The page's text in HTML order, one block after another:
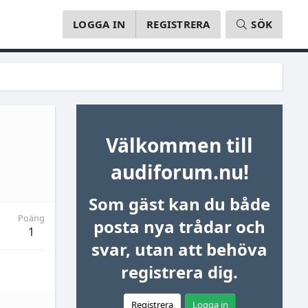
LOGGA IN REGISTRERA SÖK
Poäng
1
Välkommen till
audiforum.nu!
Som gäst kan du både
posta nya trådar och
svar, utan att behöva
registrera dig.
Registrera Logga in